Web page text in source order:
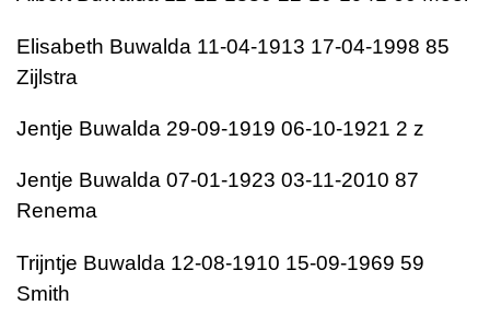
Elisabeth Buwalda 11-04-1913 17-04-1998 85
Zijlstra
Jentje Buwalda 29-09-1919 06-10-1921 2 z
Jentje Buwalda 07-01-1923 03-11-2010 87
Renema
Trijntje Buwalda 12-08-1910 15-09-1969 59
Smith